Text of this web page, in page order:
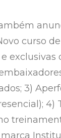
curso
3)